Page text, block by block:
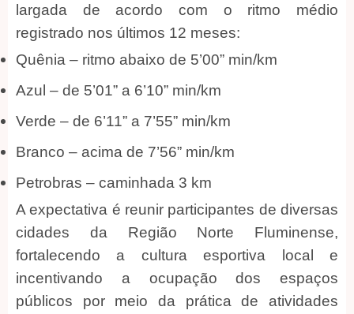
largada de acordo com o ritmo médio
registrado nos últimos 12 meses:
Quênia – ritmo abaixo de 5’00” min/km
Azul – de 5’01” a 6’10” min/km
Verde – de 6’11” a 7’55” min/km
Branco – acima de 7’56” min/km
Petrobras – caminhada 3 km
A expectativa é reunir participantes de diversas
cidades da Região Norte Fluminense,
fortalecendo a cultura esportiva local e
incentivando a ocupação dos espaços
públicos por meio da prática de atividades